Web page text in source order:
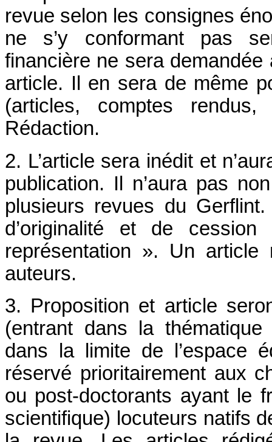
revue selon les consignes
ne s’y conformant pas
financière ne sera
article. Il en sera de même
(articles, comptes
Rédaction.
2. L’article sera inédit et
publication. Il n’aura pas
plusieurs revues du
d’originalité et de
représentation ». Un
auteurs.
3. Proposition et article
(entrant dans la
dans la limite de l’espace
réservé prioritairement aux
ou post-doctorants ayant le
scientifique) locuteurs natifs